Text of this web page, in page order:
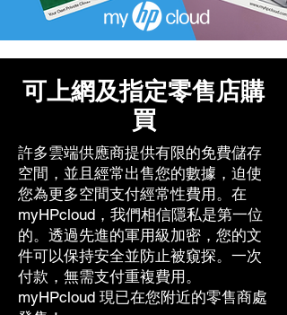
可上網及指定零售店購
買
許多雲端供應商提供有限的免費儲存
空間，並且經常出售您的數據，迫使
您為更多空間支付經常性費用。在
myHPcloud，我們相信隱私是第一位
的。透過先進的軍用級加密，您的文
件可以保持安全並防止被窺探。一次
付款，無需支付重複費用。
myHPcloud 現已在您附近的零售商處